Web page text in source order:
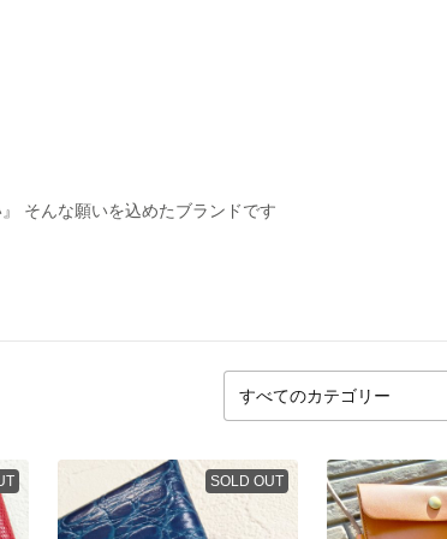
そんな願いを込めたブランドです
SOLD OUT